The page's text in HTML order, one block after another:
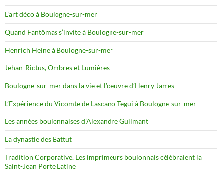
L’art déco à Boulogne-sur-mer
Quand Fantômas s’invite à Boulogne-sur-mer
Henrich Heine à Boulogne-sur-mer
Jehan-Rictus, Ombres et Lumières
Boulogne-sur-mer dans la vie et l’oeuvre d’Henry James
L’Expérience du Vicomte de Lascano Tegui à Boulogne-sur-mer
Les années boulonnaises d’Alexandre Guilmant
La dynastie des Battut
Tradition Corporative. Les imprimeurs boulonnais célébraient la
Saint-Jean Porte Latine